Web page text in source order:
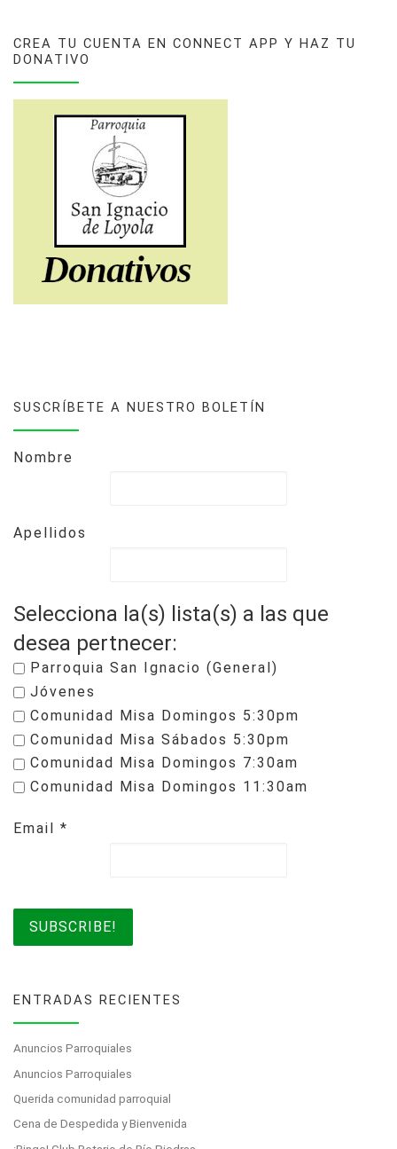
CREA TU CUENTA EN CONNECT APP Y HAZ TU
DONATIVO
SUSCRÍBETE A NUESTRO BOLETÍN
Nombre
Apellidos
Selecciona la(s) lista(s) a las que
desea pertnecer:
Parroquia San Ignacio (General)
Jóvenes
Comunidad Misa Domingos 5:30pm
Comunidad Misa Sábados 5:30pm
Comunidad Misa Domingos 7:30am
Comunidad Misa Domingos 11:30am
Email *
ENTRADAS RECIENTES
Anuncios Parroquiales
Anuncios Parroquiales
Querida comunidad parroquial
Cena de Despedida y Bienvenida